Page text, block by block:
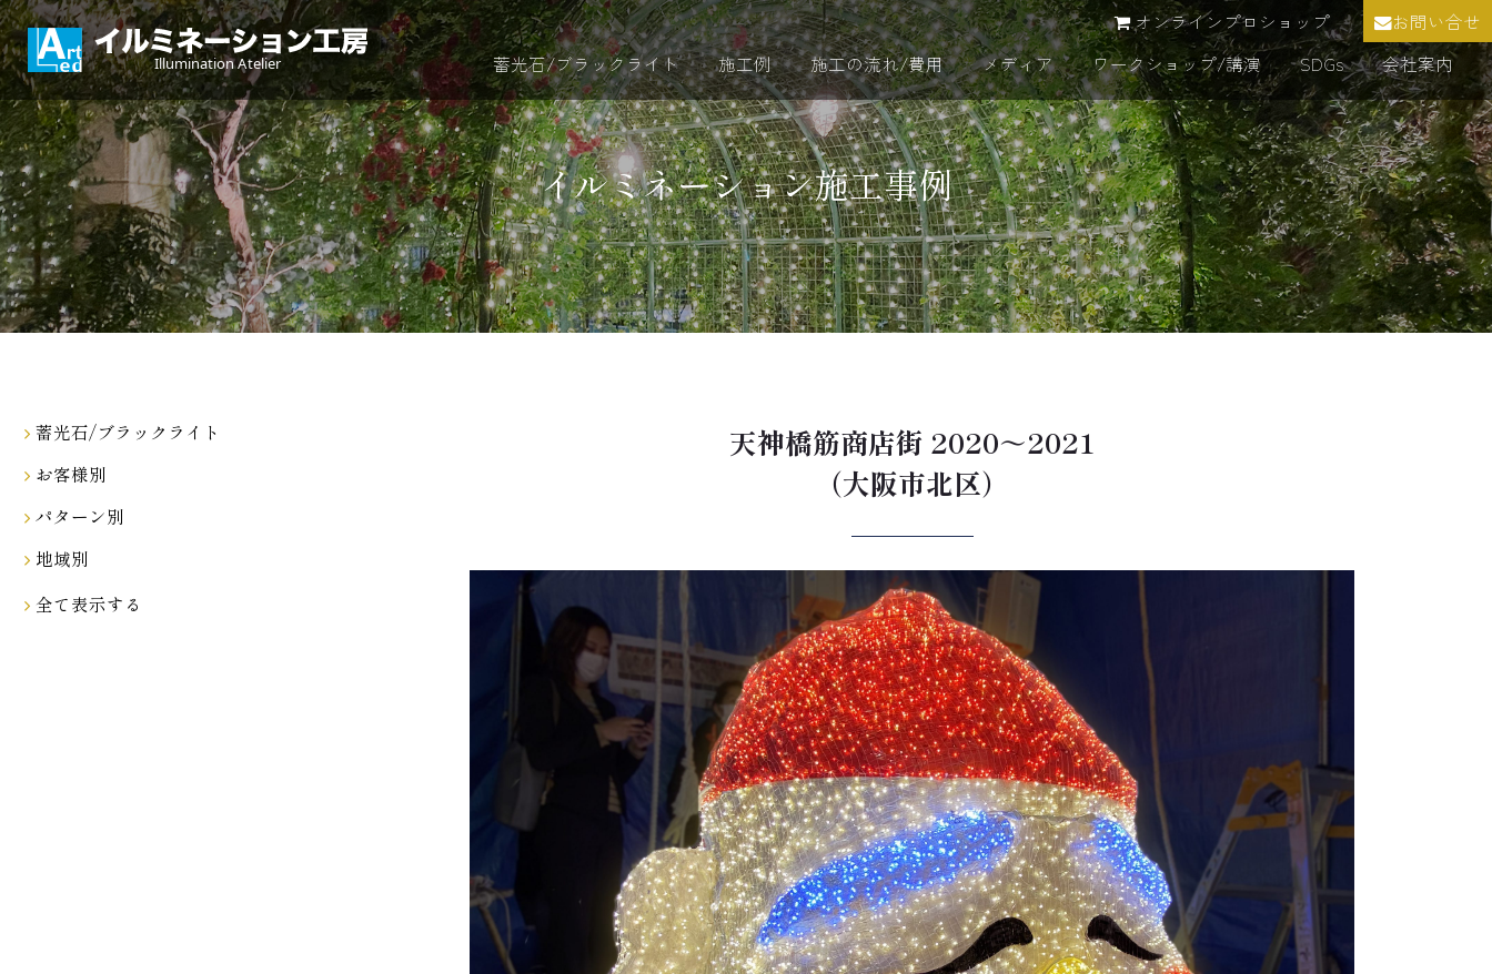
オンラインプロショップ
お問い合せ
蓄光石/ブラックライト
施工例 施工の流れ/費用 メディア ワークショップ/講演 SDGs 会社案内
イルミネーション施工事例
蓄光石/ブラックライト
お客様別
パターン別
地域別
全て表示する
天神橋筋商店街 2020～2021
（大阪市北区）